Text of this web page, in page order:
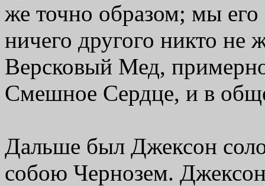
же точно образом; мы
ничего другого никто не
Версковый Мед,
Смешное Сердце, и в
Дальше был Джексон
собою Чернозем.